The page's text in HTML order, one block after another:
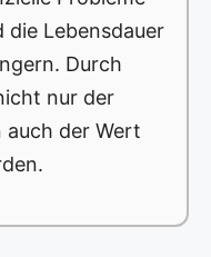
Lebensdauer
Durch
nur der
der Wert